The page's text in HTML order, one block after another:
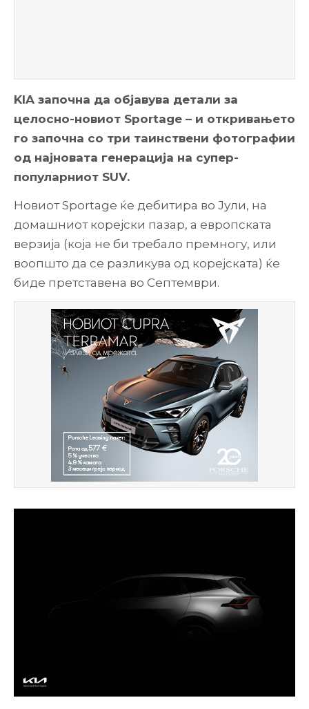
KIA започна да објавува детали за
целосно-новиот Sportage – и откривањето
го започна со три таинствени фотографии
од најновата генерација на супер-
популарниот SUV.
Новиот Sportage ќе дебитира во Јули, на
домашниот корејски пазар, а европската
верзија (која не би требало премногу, или
воопшто да се разликува од корејската) ќе
биде претставена во Септември.